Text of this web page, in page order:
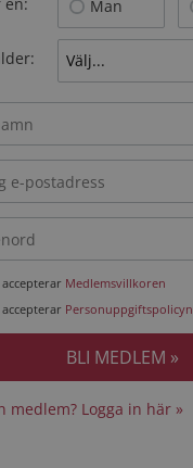
Man
accepterar Medlemsvillkoren
accepterar Personuppgiftspolicyn
medlem? Logga in här »